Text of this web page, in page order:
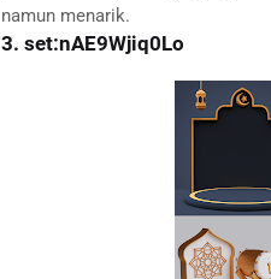
namun menarik.
3. set:nAE9Wjiq0Lo